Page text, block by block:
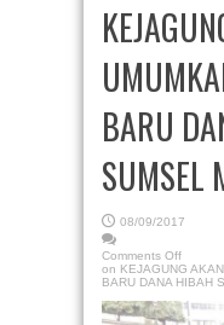
BARU
SUMSEL
08/09/2017
Comments Off
on KEJAGUNG
BARU DANA HIBAH